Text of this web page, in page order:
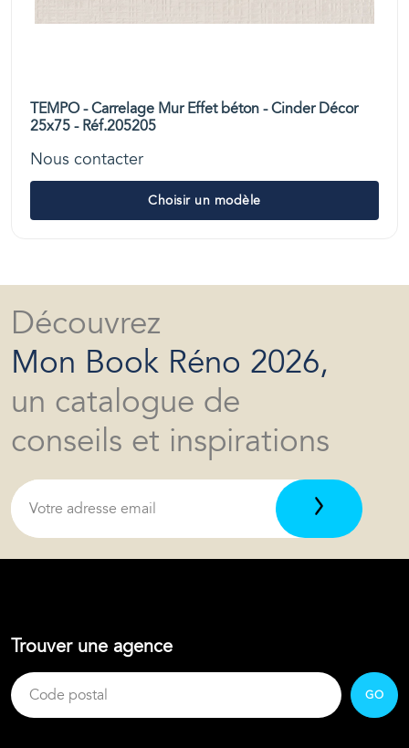
TEMPO - Carrelage Mur Effet béton - Cinder Décor
25x75 - Réf.205205
Nous contacter
Choisir un modèle
Découvrez
Mon Book Réno 2026,
un catalogue de
conseils et inspirations
Trouver une agence
GO